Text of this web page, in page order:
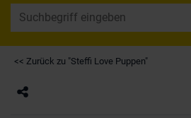
<< Zurück zu "Steffi Love Puppen"